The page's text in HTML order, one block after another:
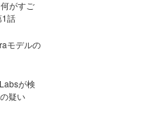
がすご
話
モデルの
が検
疑い